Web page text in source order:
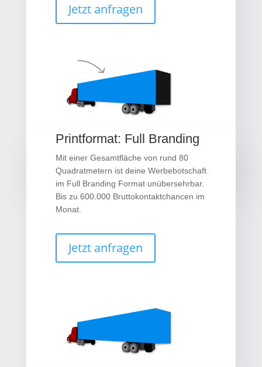
Jetzt anfragen
Printformat: Full Branding
Mit einer Gesamtfläche von rund 80
Quadratmetern ist deine Werbebotschaft
im Full Branding Format unübersehrbar.
Bis zu 600.000 Bruttokontaktchancen im
Monat.
Jetzt anfragen